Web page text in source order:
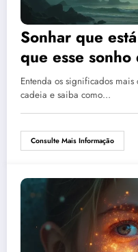
Sonhar que
que esse
Entenda os significados
cadeia e saiba como…
Consulte Mais Informação